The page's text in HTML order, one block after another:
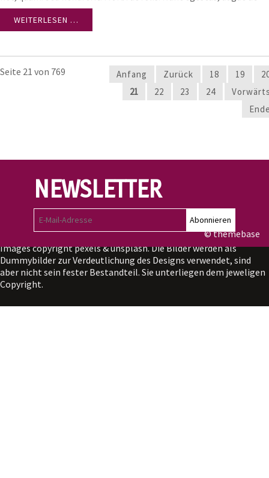
pellentesque laoreet.
WEITERLESEN …
Seite 21 von 769 Anfang Zurück 18 19
21
22 23 24
NEWSLETTER
Abonnieren
Kontakt|Impressum|Anmelden
© themebase
Images copyrightpexels&unsplash. Die Bilder werden als
Dummybilder zur Verdeutlichung des Designs verwendet, sind
aber nicht sein fester Bestandteil. Sie unterliegen dem jeweligen
Copyright.